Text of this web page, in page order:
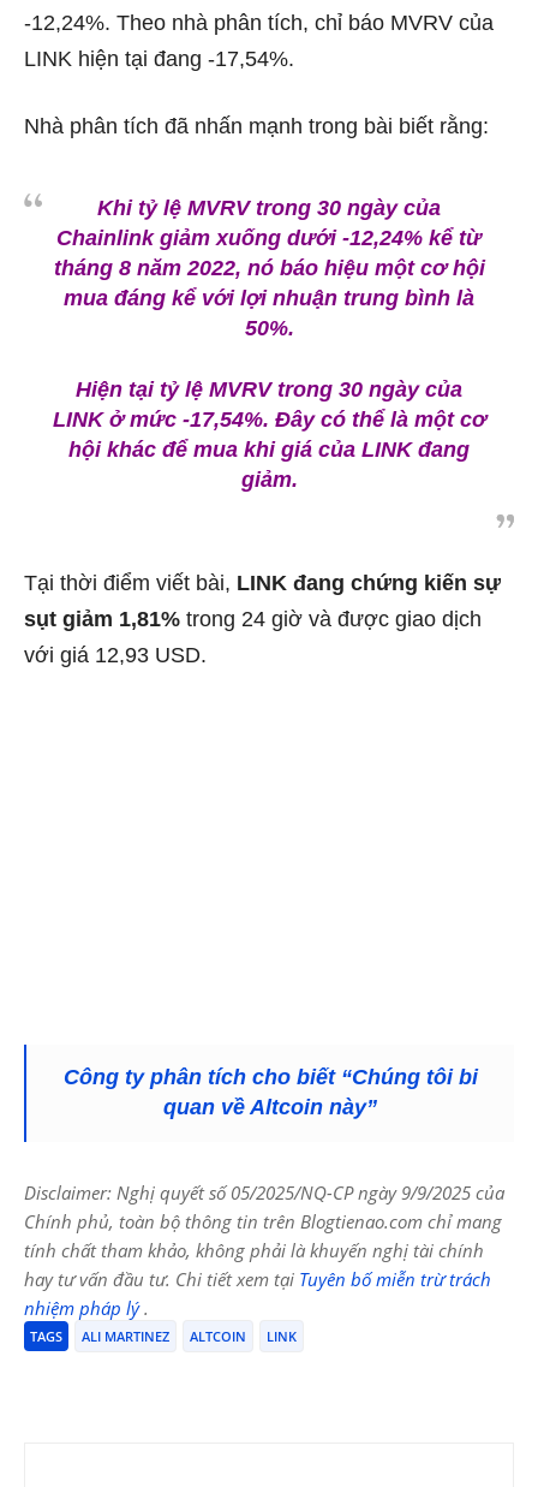
-12,24%. Theo nhà phân tích, chỉ báo MVRV của
LINK hiện tại đang -17,54%.
Nhà phân tích đã nhấn mạnh trong bài biết rằng:
Khi tỷ lệ MVRV trong 30 ngày của
Chainlink giảm xuống dưới -12,24% kể từ
tháng 8 năm 2022, nó báo hiệu một cơ hội
mua đáng kể với lợi nhuận trung bình là
50%.
Hiện tại tỷ lệ MVRV trong 30 ngày của
LINK ở mức -17,54%. Đây có thể là một cơ
hội khác để mua khi giá của LINK đang
giảm.
Tại thời điểm viết bài, LINK đang chứng kiến sự
sụt giảm 1,81% trong 24 giờ và được giao dịch
với giá 12,93 USD.
Công ty phân tích cho biết “Chúng tôi bi
quan về Altcoin này”
Disclaimer: Nghị quyết số 05/2025/NQ-CP ngày 9/9/2025 của
Chính phủ, toàn bộ thông tin trên Blogtienao.com chỉ mang
tính chất tham khảo, không phải là khuyến nghị tài chính
hay tư vấn đầu tư. Chi tiết xem tại Tuyên bố miễn trừ trách
nhiệm pháp lý.
TAGS ALI MARTINEZ ALTCOIN LINK